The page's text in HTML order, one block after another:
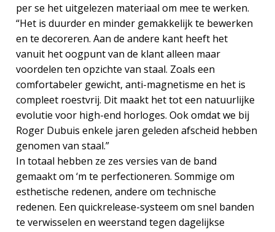
per se het uitgelezen materiaal om mee te werken.
“Het is duurder en minder gemakkelijk te bewerken
en te decoreren. Aan de andere kant heeft het
vanuit het oogpunt van de klant alleen maar
voordelen ten opzichte van staal. Zoals een
comfortabeler gewicht, anti-magnetisme en het is
compleet roestvrij. Dit maakt het tot een natuurlijke
evolutie voor high-end horloges. Ook omdat we bij
Roger Dubuis enkele jaren geleden afscheid hebben
genomen van staal.”
In totaal hebben ze zes versies van de band
gemaakt om ‘m te perfectioneren. Sommige om
esthetische redenen, andere om technische
redenen. Een quickrelease-systeem om snel banden
te verwisselen en weerstand tegen dagelijkse